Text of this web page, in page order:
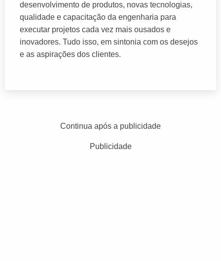
desenvolvimento de produtos, novas tecnologias,
qualidade e capacitação da engenharia para
executar projetos cada vez mais ousados e
inovadores. Tudo isso, em sintonia com os desejos
e as aspirações dos clientes.
Continua após a publicidade
Publicidade